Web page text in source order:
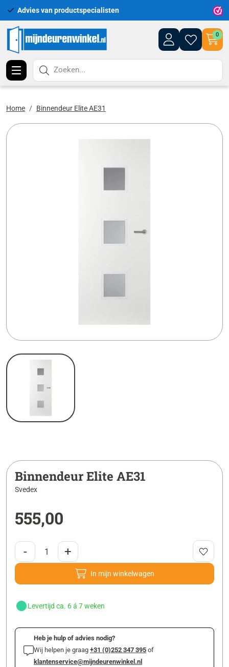
Advies van productspecialisten
0
Zoeken...
Home Binnendeur Elite AE31
Binnendeur Elite AE31
Svedex
555,00
- +
In mijn winkelwagen
Levertijd ca. 6 á 7 weken
Heb je hulp of advies nodig?
Wij helpen je graag +31 (0)252 347 395 of
klantenservice@mijndeurenwinkel.nl